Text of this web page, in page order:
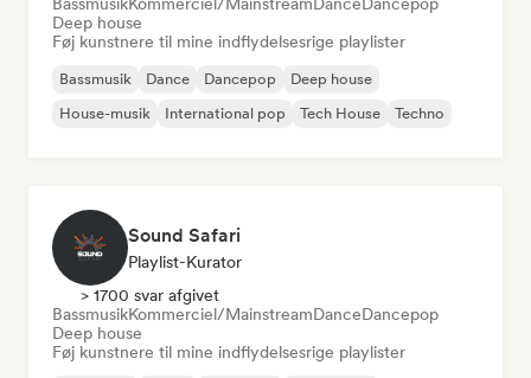
Deep house
Føj kunstnere til mine indflydelsesrige playlister
Bassmusik Dance Dancepop
Deep house
House-musik
International pop Tech House Techno
Sound Safari
Playlist-Kurator
> 1700 svar afgivet
BassmusikKommerciel/MainstreamDanceDancepop
Deep house
Føj kunstnere til mine indflydelsesrige playlister